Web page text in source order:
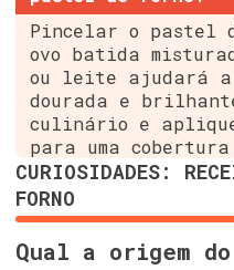
Pincelar o pastel
ovo batida
ou leite ajudará a
dourada e
culinário e aplique
para uma
CURIOSIDADES:
FORNO
Qual a origem